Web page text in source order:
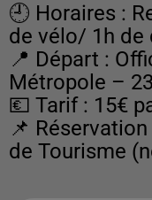
🕘 Horaires :
de vélo/ 1h de
📍 Départ :
Métropole –
💶 Tarif : 15€
📌